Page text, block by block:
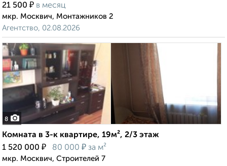
21 500 ₽ в месяц
мкр. Москвич, Монтажников 2
Агентство, 02.08.2026
8
Комната в 3-к квартире, 19м², 2/3 этаж
1 520 000 ₽ 80 000 ₽ за м²
мкр. Москвич, Строителей 7